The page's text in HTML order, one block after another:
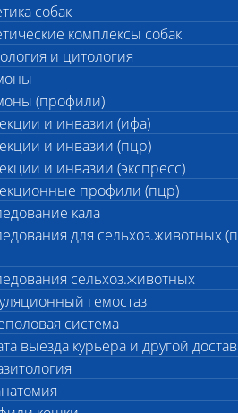
собак
комплексы собак
и цитология
(профили)
и инвазии (ифа)
и инвазии (пцр)
и инвазии (экспресс)
профили (пцр)
кала
для сельхоз.животных
сельхоз.животных
гемостаз
система
выезда курьера и другой
UAS)
2 800 p 2 800
/
(MD
атрофия
началом,
2 800 p 2 800
(PxD)
2 800 p 2 800
(HFH RT)